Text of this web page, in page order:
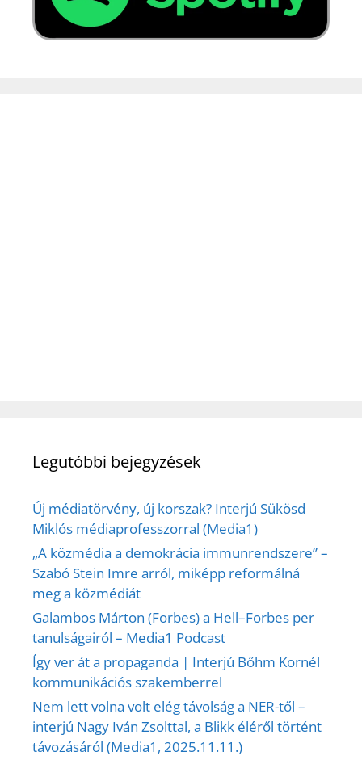
Legutóbbi bejegyzések
Új médiatörvény, új korszak? Interjú Sükösd
Miklós médiaprofesszorral (Media1)
„A közmédia a demokrácia immunrendszere” –
Szabó Stein Imre arról, miképp reformálná
meg a közmédiát
Galambos Márton (Forbes) a Hell–Forbes per
tanulságairól – Media1 Podcast
Így ver át a propaganda | Interjú Bőhm Kornél
kommunikációs szakemberrel
Nem lett volna volt elég távolság a NER-től –
interjú Nagy Iván Zsolttal, a Blikk éléről történt
távozásáról (Media1, 2025.11.11.)